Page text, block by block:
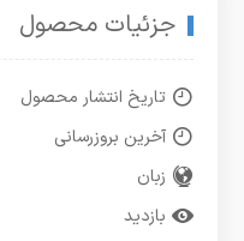
جزئیات محصول
تاریخ انتشار محصول
آخرین بروزرسانی
زبان
بازدید